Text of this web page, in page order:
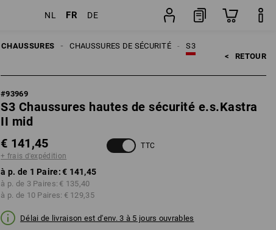
NL FR DE
CHAUSSURES S3
CHAUSSURES DE SÉCURITÉ
< RETOUR
#93969
S3 Chaussures hautes de sécurité e.s.Kastra
II mid
€ 141,45
+ frais d'expédition
TTC
à p. de 1 Paire:€ 141,45
à p. de 3 Paires: € 135,40
à p. de 10 Paires: € 129,35
Délai de livraison est d'env. 3 à 5 jours ouvrables